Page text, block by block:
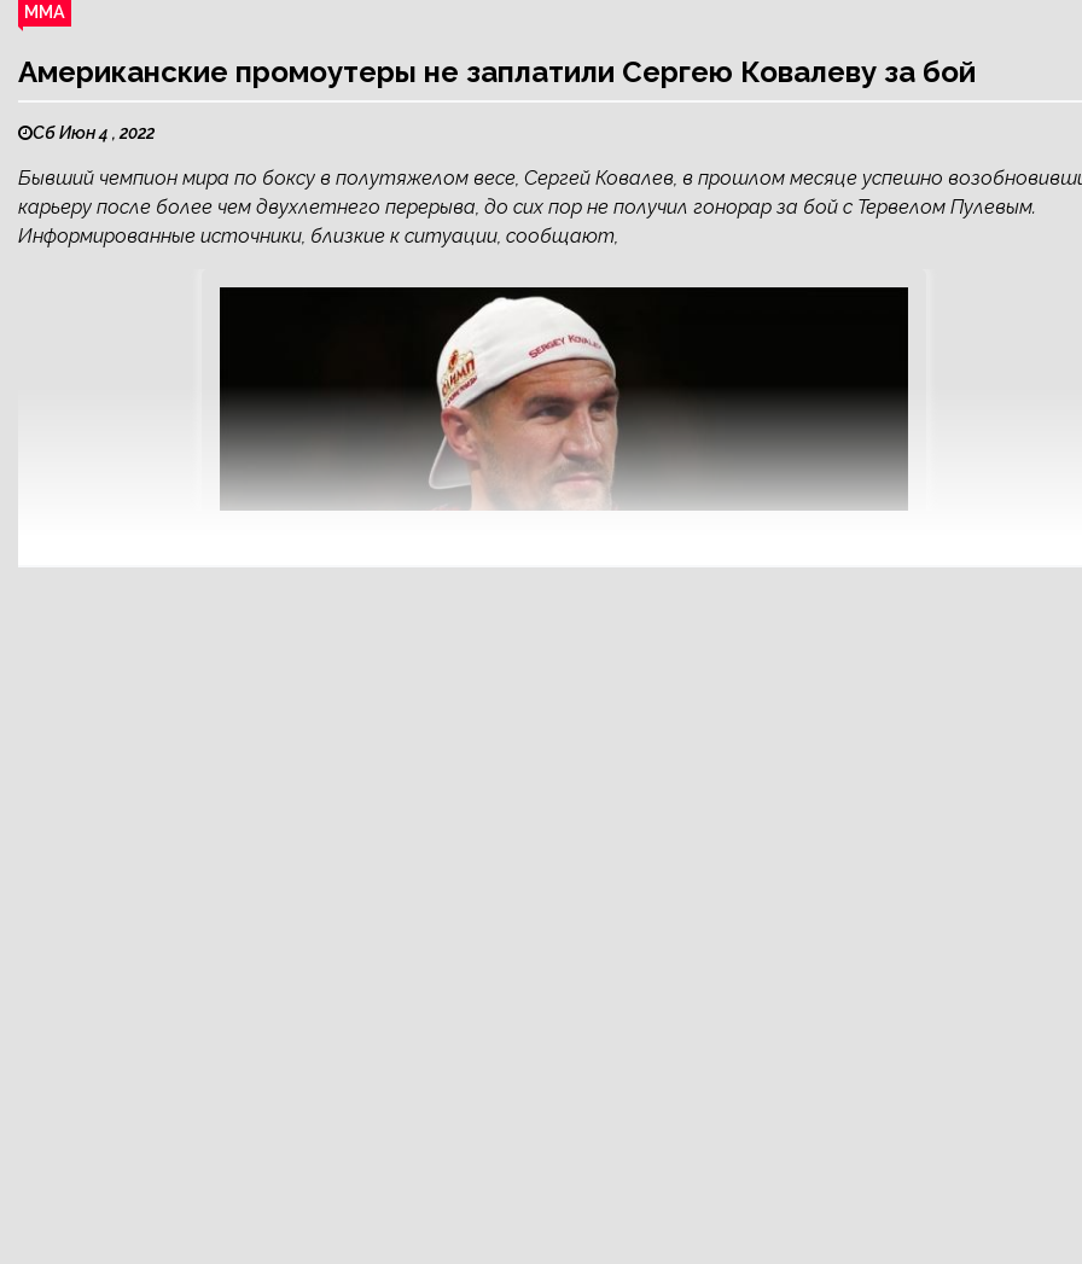
ММА
Американские промоутеры не заплатили Сергею Ковалеву за бой
Сб Июн 4 , 2022
Бывший чемпион мира по боксу в полутяжелом весе, Сергей Ковалев, в прошлом месяце успешно
карьеру после более чем двухлетнего перерыва, до сих пор не получил гонорар за бой с Тервелом Пулевым.
Информированные источники, близкие к ситуации, сообщают,